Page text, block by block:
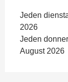
Jeden
2026
Jeden
August 2026